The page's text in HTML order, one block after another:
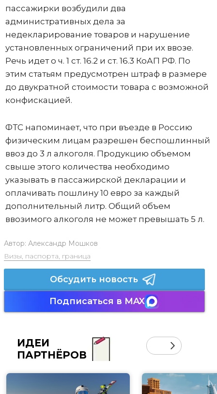
пассажирки возбудили два
административных дела за
недекларирование товаров и нарушение
установленных ограничений при их ввозе.
Речь идет о ч. 1 ст. 16.2 и ст. 16.3 КоАП РФ. По
этим статьям предусмотрен штраф в размере
до двукратной стоимости товара с возможной
конфискацией.
ФТС напоминает, что при въезде в Россию
физическим лицам разрешен беспошлинный
ввоз до 3 л алкоголя. Продукцию объемом
свыше этого количества необходимо
указывать в пассажирской декларации и
оплачивать пошлину 10 евро за каждый
дополнительный литр. Общий объем
ввозимого алкоголя не может превышать 5 л.
Автор: Александр Мошков
Визы, паспорта, граница
Обсудить новость
Подписаться в MAX
ИДЕИ
ПАРТНЁРОВ